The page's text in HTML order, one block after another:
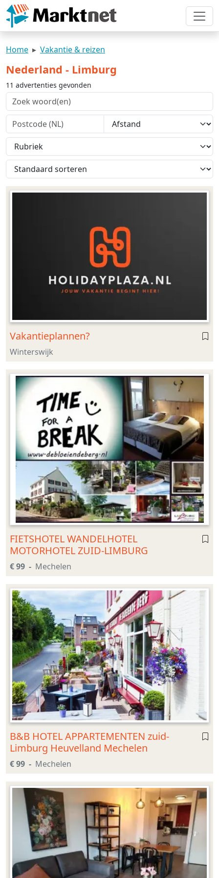
Home Vakantie & reizen
Nederland - Limburg
11 advertenties gevonden
Vakantieplannen?
Winterswijk
FIETSHOTEL WANDELHOTEL
MOTORHOTEL ZUID-LIMBURG
€ 99 Mechelen
B&B HOTEL APPARTEMENTEN zuid-
Limburg Heuvelland Mechelen
€ 99 Mechelen